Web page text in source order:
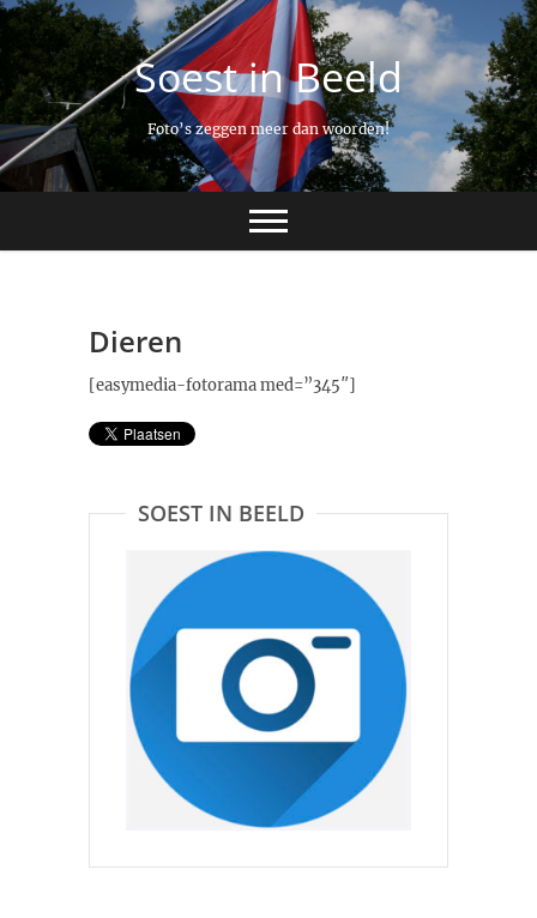
Ga
naar
de
inhoud
Soest in Beeld
Foto’s zeggen meer dan woorden!
Dieren
[easymedia-fotorama med=”345″]
SOEST IN BEELD